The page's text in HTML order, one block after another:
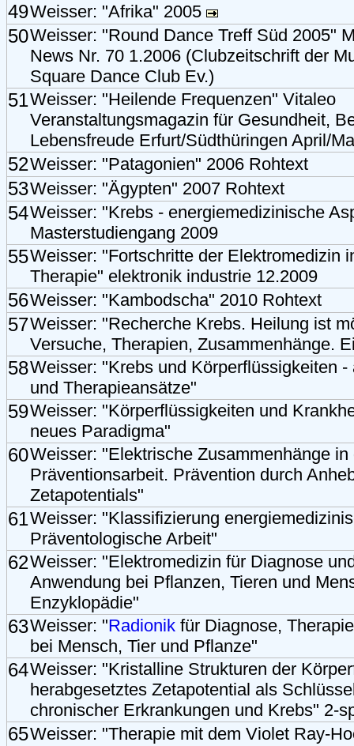
49Weisser: "Afrika" 2005
50Weisser: "Round Dance Treff Süd 2005"
News Nr. 70 1.2006 (Clubzeitschrift der
Square Dance Club Ev.)
51Weisser: "Heilende Frequenzen" Vitaleo
Veranstaltungsmagazin für Gesundheit,
Lebensfreude Erfurt/Südthüringen April/
52Weisser: "Patagonien" 2006 Rohtext
53Weisser: "Ägypten" 2007 Rohtext
54Weisser: "Krebs - energiemedizinische
Masterstudiengang 2009
55Weisser: "Fortschritte der Elektromedizin
Therapie" elektronik industrie 12.2009
56Weisser: "Kambodscha" 2010 Rohtext
57Weisser: "Recherche Krebs. Heilung ist
Versuche, Therapien, Zusammenhänge.
58Weisser: "Krebs und Körperflüssigkeiten
und Therapieansätze"
59Weisser: "Körperflüssigkeiten und
neues Paradigma"
60Weisser: "Elektrische Zusammenhänge in
Präventionsarbeit. Prävention durch
Zetapotentials"
61Weisser: "Klassifizierung
Präventologische Arbeit"
62Weisser: "Elektromedizin für Diagnose
Anwendung bei Pflanzen, Tieren und
Enzyklopädie"
63Weisser: "Radionik für Diagnose,
bei Mensch, Tier und Pflanze"
64Weisser: "Kristalline Strukturen der
herabgesetztes Zetapotential als
chronischer Erkrankungen und Krebs" 2-
65Weisser: "Therapie mit dem Violet Ray-